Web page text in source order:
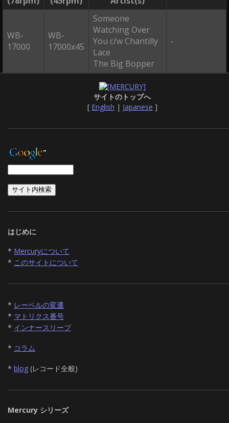
サイトのトップへ
[ English | Japanese ]
はじめに
* Mercuryについて
* このサイトについて
* レーベルの変遷
* マトリクス番号
* インナースリーブ
* コラム
* blog (レコード全般)
Mercury シリーズ
WB-
17000
WB-
17000x45
Someone
Watching Over
You c/w Chantilly
Lace
The Big Bopper
-